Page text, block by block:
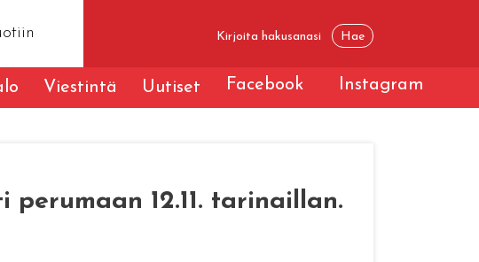
Viestintä Uutiset Facebook Instagram
12.11. tarinaillan.